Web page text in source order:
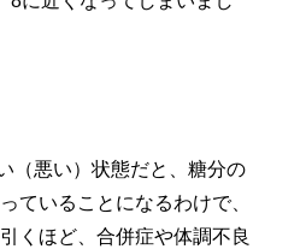
（悪い）状態だと、糖分の
ていることになるわけで、
くほど、合併症や体調不良